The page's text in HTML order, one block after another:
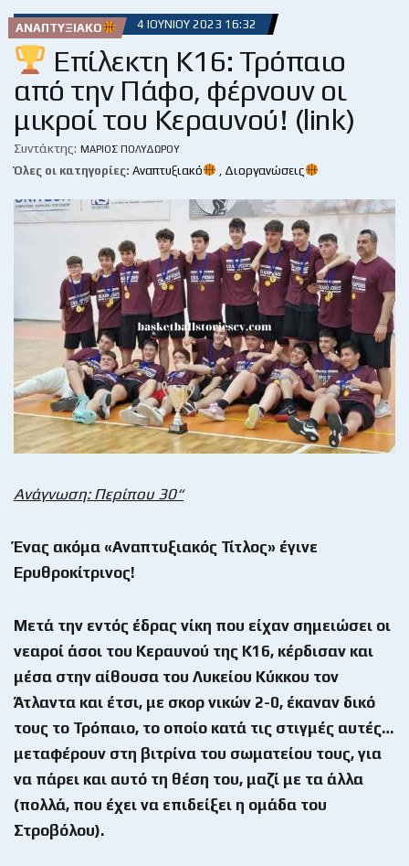
ΑΝΑΠΤΥΞΙΑΚΌ 4 ΙΟΥΝΊΟΥ 2023 16:32
Επίλεκτη Κ16: Τρόπαιο
από την Πάφο, φέρνουν οι
μικροί του Κεραυνού! (link)
Συντάκτης: ΜΆΡΙΟΣ ΠΟΛΥΔΏΡΟΥ
Όλες οι κατηγορίες: Αναπτυξιακό Διοργανώσεις
Ανάγνωση: Περίπου 30“
Ένας ακόμα «Αναπτυξιακός Τίτλος» έγινε
Ερυθροκίτρινος!
Μετά την εντός έδρας νίκη που είχαν σημειώσει οι
νεαροί άσοι του Κεραυνού της Κ16, κέρδισαν και
μέσα στην αίθουσα του Λυκείου Κύκκου τον
Άτλαντα και έτσι, με σκορ νικών 2-0, έκαναν δικό
τους το Τρόπαιο, το οποίο κατά τις στιγμές αυτές…
μεταφέρουν στη βιτρίνα του σωματείου τους, για
να πάρει και αυτό τη θέση του, μαζί με τα άλλα
(πολλά, που έχει να επιδείξει η ομάδα του
Στροβόλου).